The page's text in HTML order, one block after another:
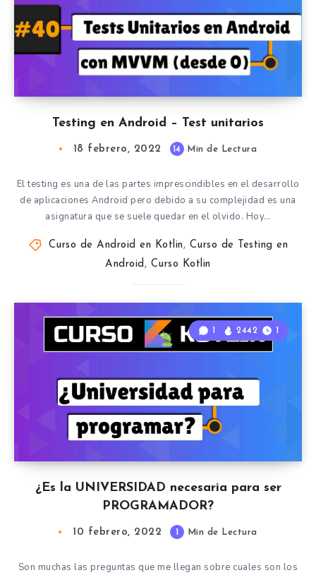
Testing en Android – Test unitarios
18 febrero, 2022 14 Min de Lectura
El testing es una de las partes imprescindibles en el desarrollo
de aplicaciones Android pero debido a su complejidad es una
asignatura que se suele quedar en el olvido. Hoy…
Curso de Android en Kotlin, Curso de Testing en
Android, Curso Kotlin
¿Es la UNIVERSIDAD necesaria para ser
PROGRAMADOR?
1 2442 1
10 febrero, 2022 1 Min de Lectura
Son muchas las preguntas que me llegan sobre cuales son los